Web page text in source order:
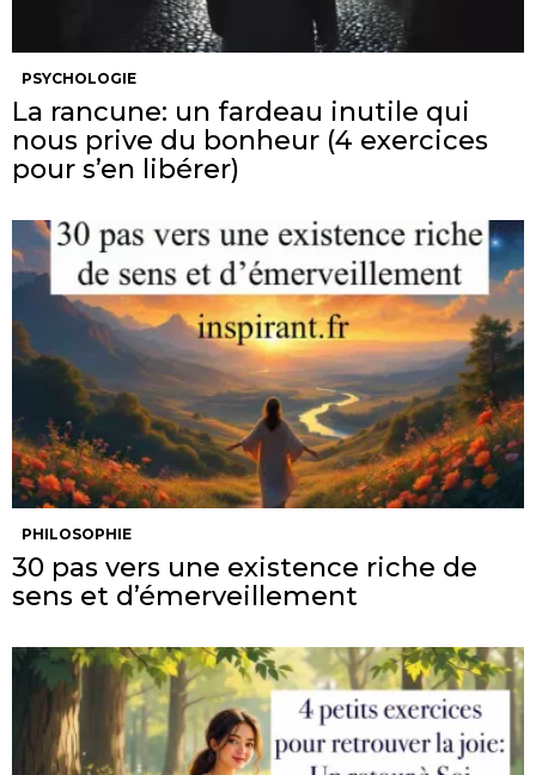
PSYCHOLOGIE
La rancune: un fardeau inutile qui
nous prive du bonheur (4 exercices
pour s’en libérer)
PHILOSOPHIE
30 pas vers une existence riche de
sens et d’émerveillement